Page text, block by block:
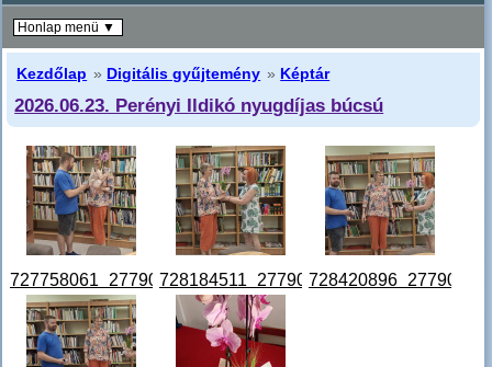
Kezdőlap » Digitális gyűjtemény » Képtár
2026.06.23. Perényi Ildikó nyugdíjas búcsú
Honlap menü ▼